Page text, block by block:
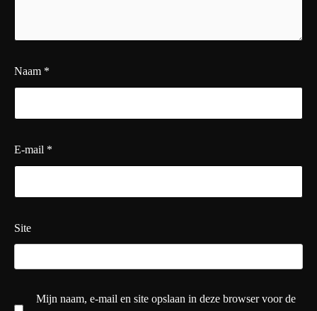
Naam *
E-mail *
Site
Mijn naam, e-mail en site opslaan in deze browser voor de